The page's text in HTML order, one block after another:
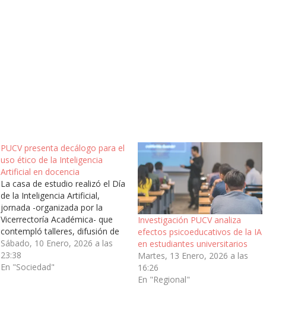
PUCV presenta decálogo para el
uso ético de la Inteligencia
Artificial en docencia
La casa de estudio realizó el Día
de la Inteligencia Artificial,
jornada -organizada por la
Vicerrectoría Académica- que
contempló talleres, difusión de
investigaciones y el análisis del
impacto ético, social y
formativo de dicha
Sábado, 10 Enero, 2026 a las
23:38
En "Sociedad"
Investigación PUCV analiza
efectos psicoeducativos de la IA
en estudiantes universitarios
Martes, 13 Enero, 2026 a las
16:26
En "Regional"